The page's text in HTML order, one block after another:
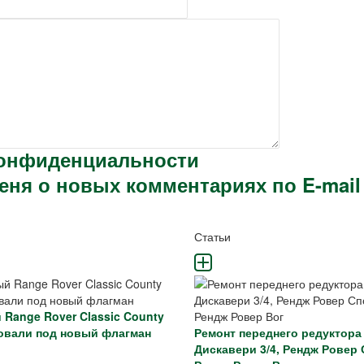
о новых комментариях по E-mail
Rover Classic County
под новый флагман
Статьи
Ремонт переднего редуктора
Дискавери 3/4, Рендж Ровер